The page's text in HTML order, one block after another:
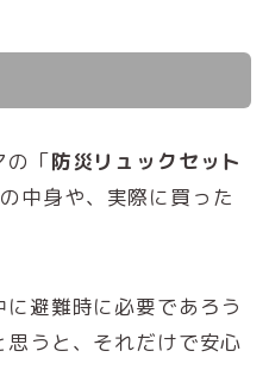
の「防災リュックセット
の中身や、実際に買った
避難時に必要であろう
うと、それだけで安心